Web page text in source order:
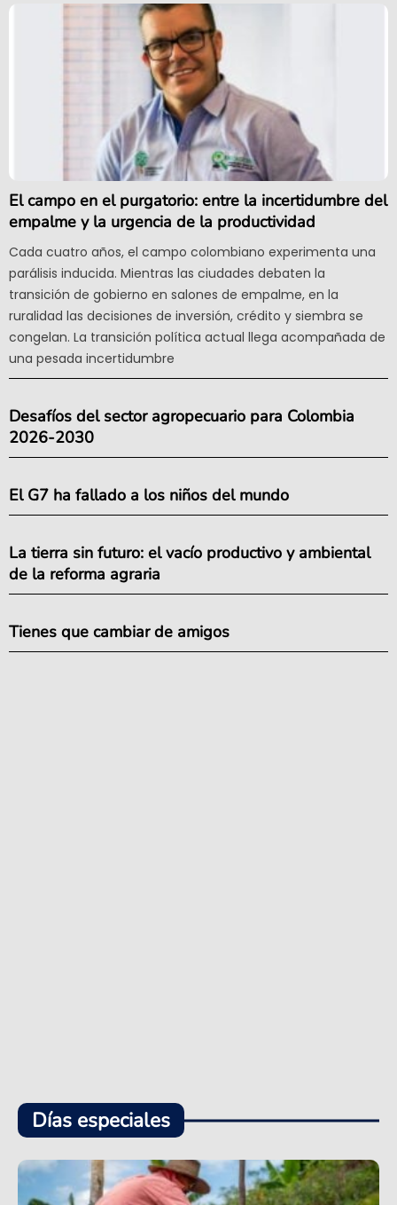
El campo en el purgatorio: entre la incertidumbre del
empalme y la urgencia de la productividad
Cada cuatro años, el campo colombiano experimenta una
parálisis inducida. Mientras las ciudades debaten la
transición de gobierno en salones de empalme, en la
ruralidad las decisiones de inversión, crédito y siembra se
congelan. La transición política actual llega acompañada de
una pesada incertidumbre
Desafíos del sector agropecuario para Colombia
2026-2030
El G7 ha fallado a los niños del mundo
La tierra sin futuro: el vacío productivo y ambiental
de la reforma agraria
Tienes que cambiar de amigos
Días especiales